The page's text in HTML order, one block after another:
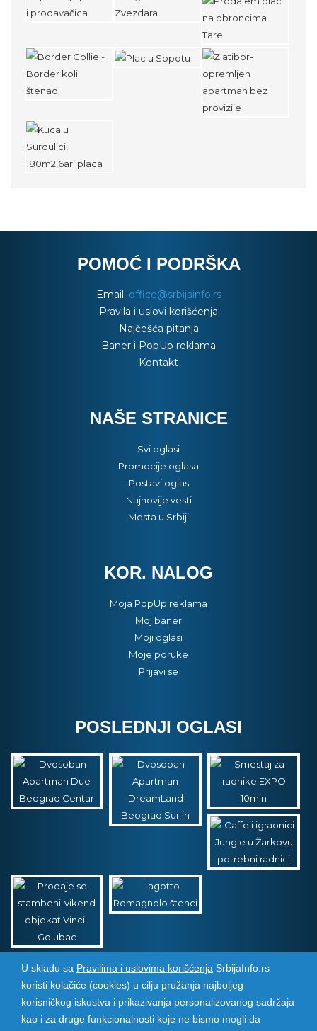
POMOĆ I PODRŠKA
Email: office@srbijainfo.rs
Pravila i uslovi korišćenja
Najčešća pitanja
Baner i PopUp reklama
Kontakt
NAŠE STRANICE
Svi oglasi
Promocije oglasa
Postavi oglas
Najnovije vesti
Mesta u Srbiji
KOR. NALOG
Moja PopUp reklama
Moj baner
Moji oglasi
Moje poruke
Prijavi se
POSLEDNJI OGLASI
Srbija Info©2026. Sva prava zadržana. Pogledajte i
pozarevacinfo.rs
U skladu sa Pravilima i uslovima korišćenja SrbijaInfo.rs
koristi kolačiće (cookies) u cilju pružanja najboljeg
korisničkog iskustva i prikazivanja personalizovanog sadržaja
kao i za druge funkcionalnosti koje ne bismo mogli da